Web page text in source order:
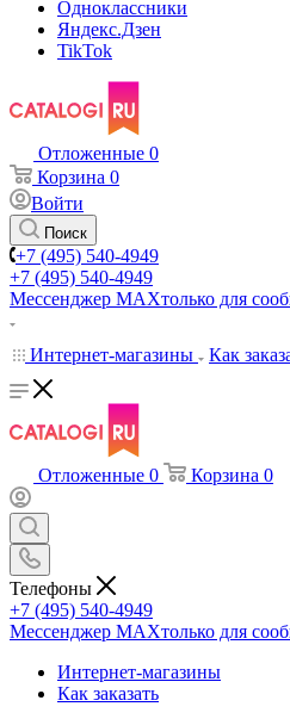
Одноклассники
Яндекс.Дзен
TikTok
Отложенные 0
Корзина 0
Войти
Поиск
+7 (495) 540-4949
+7 (495) 540-4949
Мессенджер МАХтолько для
Интернет-магазины Как
Отложенные 0 Корзина 0
Телефоны
+7 (495) 540-4949
Мессенджер МАХтолько для
Интернет-магазины
Как заказать